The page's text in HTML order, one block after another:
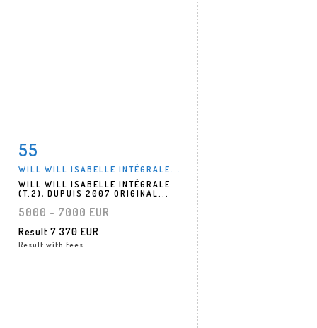
55
WILL WILL ISABELLE INTÉGRALE...
WILL WILL ISABELLE INTÉGRALE
(T.2), DUPUIS 2007 ORIGINAL...
5000 - 7000 EUR
Result 7 370 EUR
Result with fees